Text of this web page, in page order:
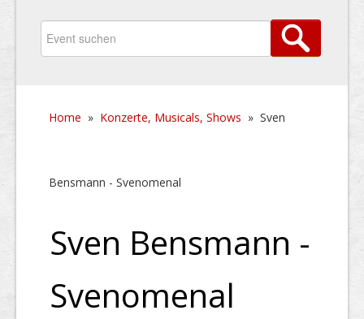
Vorteile
Medienbooster
Home » Konzerte, Musicals, Shows » Sven
Bensmann - Svenomenal
Sven Bensmann -
Svenomenal